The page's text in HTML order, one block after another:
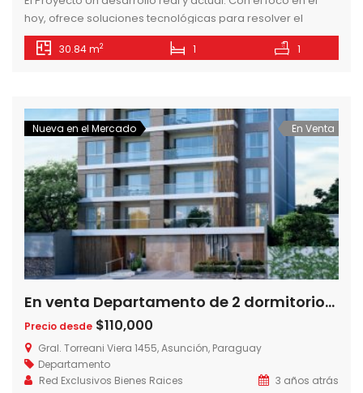
hoy, ofrece soluciones tecnológicas para resolver el
encuentro entre tu vida familiar, social y laboral.
Sustentable, flexible y moderno Inspirado en la
aportan frescura, concientización y una […]
30.84 m2 1 1
Nueva en el Mercado En Venta
En venta Departamento de 2 dormitorios en Edificio Torreani, Villa Morra
Precio desde $110,000
Gral. Torreani Viera 1455, Asunción, Paraguay
Departamento
Red Exclusivos Bienes Raices
3 años atrás